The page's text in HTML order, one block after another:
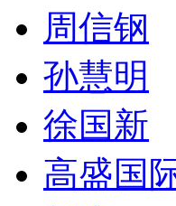
周信钢
孙慧明
徐国新
高盛国